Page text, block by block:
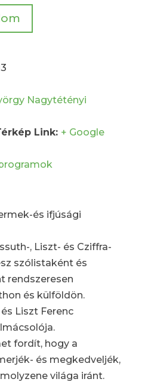
Nagytétényi
Link: + Google
és ifjúsági
, Liszt- és Cziffra-
szólistaként és
rendszeresen
és külföldön.
Liszt Ferenc
fordít, hogy a
és megkedveljék,
világa iránt.